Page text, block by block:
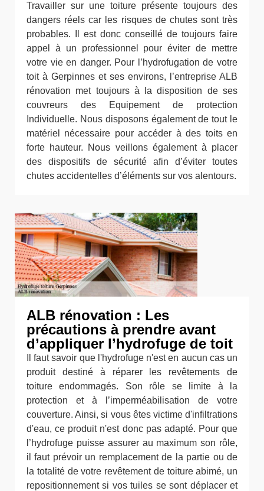
Travailler sur une toiture présente toujours des
dangers réels car les risques de chutes sont très
probables. Il est donc conseillé de toujours faire
appel à un professionnel pour éviter de mettre
votre vie en danger. Pour l’hydrofugation de votre
toit à Gerpinnes et ses environs, l’entreprise ALB
rénovation met toujours à la disposition de ses
couvreurs des Equipement de protection
Individuelle. Nous disposons également de tout le
matériel nécessaire pour accéder à des toits en
forte hauteur. Nous veillons également à placer
des dispositifs de sécurité afin d’éviter toutes
chutes accidentelles d’éléments sur vos alentours.
ALB rénovation : Les
précautions à prendre avant
d’appliquer l’hydrofuge de toit
Il faut savoir que l'hydrofuge n'est en aucun cas un
produit destiné à réparer les revêtements de
toiture endommagés. Son rôle se limite à la
protection et à l’imperméabilisation de votre
couverture. Ainsi, si vous êtes victime d'infiltrations
d'eau, ce produit n'est donc pas adapté. Pour que
l’hydrofuge puisse assurer au maximum son rôle,
il faut prévoir un remplacement de la partie ou de
la totalité de votre revêtement de toiture abimé, un
repositionnement si vos tuiles se sont déplacer et